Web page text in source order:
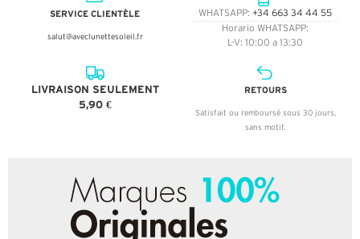
SERVICE CLIENTÈLE
salut@aveclunettesoleil.fr
WHATSAPP: +34 663 34 44 55
Horario WHATSAPP:
L-V: 10:00 a 13:30
LIVRAISON SEULEMENT
5,90 €
RETOURS
Satisfait ou remboursé sous 30 jours,
sans motif.